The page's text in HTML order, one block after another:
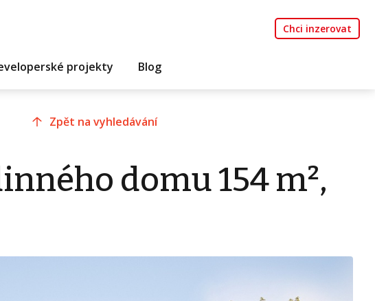
Chci inzerovat
projekty Blog
Zpět na vyhledávání
domu 154 m²,